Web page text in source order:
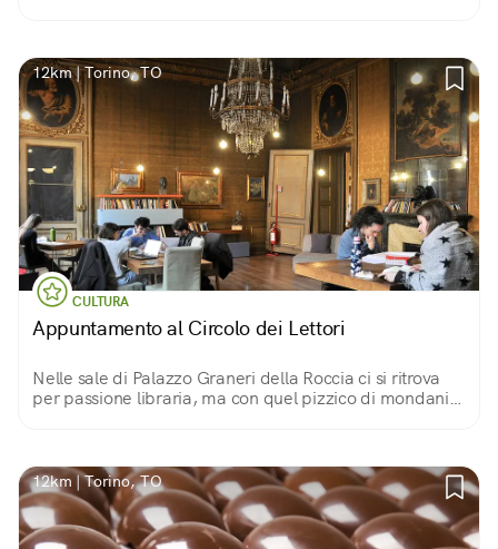
12km | Torino, TO
CULTURA
Appuntamento al Circolo dei Lettori
Nelle sale di Palazzo Graneri della Roccia ci si ritrova
per passione libraria, ma con quel pizzico di mondanità
12km | Torino, TO